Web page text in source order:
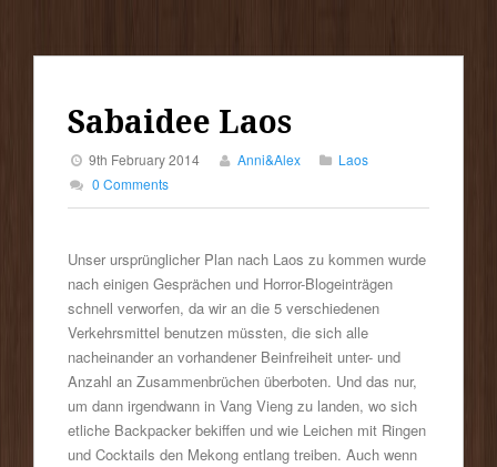
Sabaidee Laos
9th February 2014 Anni&Alex
Laos
0 Comments
Unser ursprünglicher Plan nach Laos zu kommen wurde
nach einigen Gesprächen und Horror-Blogeinträgen
schnell verworfen, da wir an die 5 verschiedenen
Verkehrsmittel benutzen müssten, die sich alle
nacheinander an vorhandener Beinfreiheit unter- und
Anzahl an Zusammenbrüchen überboten. Und das nur,
um dann irgendwann in Vang Vieng zu landen, wo sich
etliche Backpacker bekiffen und wie Leichen mit Ringen
und Cocktails den Mekong entlang treiben. Auch wenn